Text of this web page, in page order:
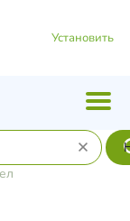
Установить